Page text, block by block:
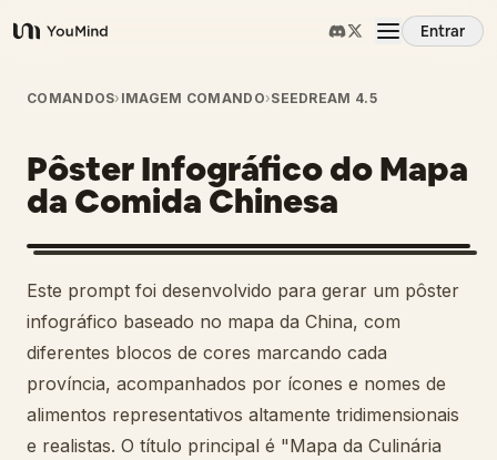
YouMind
Entrar
Visão Geral
Casos de Uso
Habilidades
Prompts
Preços
COMANDOS› IMAGEM COMANDO›SEEDREAM 4.5
Pôster Infográfico do Mapa
da Comida Chinesa
Este prompt foi desenvolvido para gerar um pôster
infográfico baseado no mapa da China, com
diferentes blocos de cores marcando cada
província, acompanhados por ícones e nomes de
alimentos representativos altamente tridimensionais
e realistas. O título principal é "Mapa da Culinária